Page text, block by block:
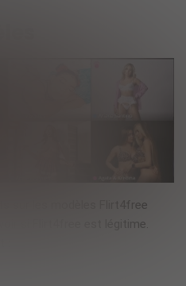
sur les modèles Flirt4free
si Flirt4free est légitime.